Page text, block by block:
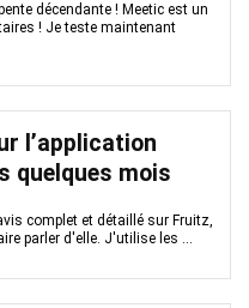
décendante ! Meetic est un
! Je teste maintenant
l’application
quelques mois
complet et détaillé sur Fruitz,
parler d'elle. J'utilise les ...